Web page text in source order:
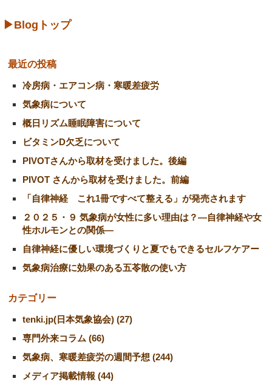
▶Blogトップ
最近の投稿
冷房病・エアコン病・寒暖差疲労
気象病について
概日リズム睡眠障害について
ビタミンD欠乏について
PIVOTさんから取材を受けました。後編
PIVOT さんから取材を受けました。前編
「自律神経 これ1冊ですべて整える」が発売されます
２０２５・９ 気象病が女性に多い理由は？―自律神経や女
性ホルモンとの関係―
自律神経に優しい環境づくりと夏でもできるセルフケアー
気象病治療に効果のある五苓散の使い方
カテゴリー
tenki.jp(日本気象協会) (27)
専門外来コラム (66)
気象病、寒暖差疲労の週間予想 (244)
メディア掲載情報 (44)